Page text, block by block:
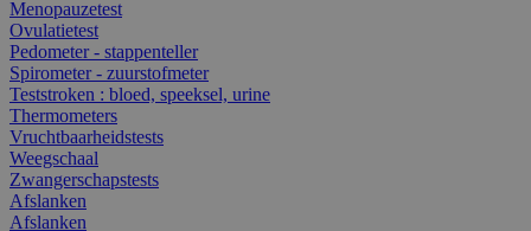
Menopauzetest
Ovulatietest
Pedometer - stappenteller
Spirometer - zuurstofmeter
Teststroken : bloed, speeksel, urine
Thermometers
Vruchtbaarheidstests
Weegschaal
Zwangerschapstests
Afslanken
Afslanken